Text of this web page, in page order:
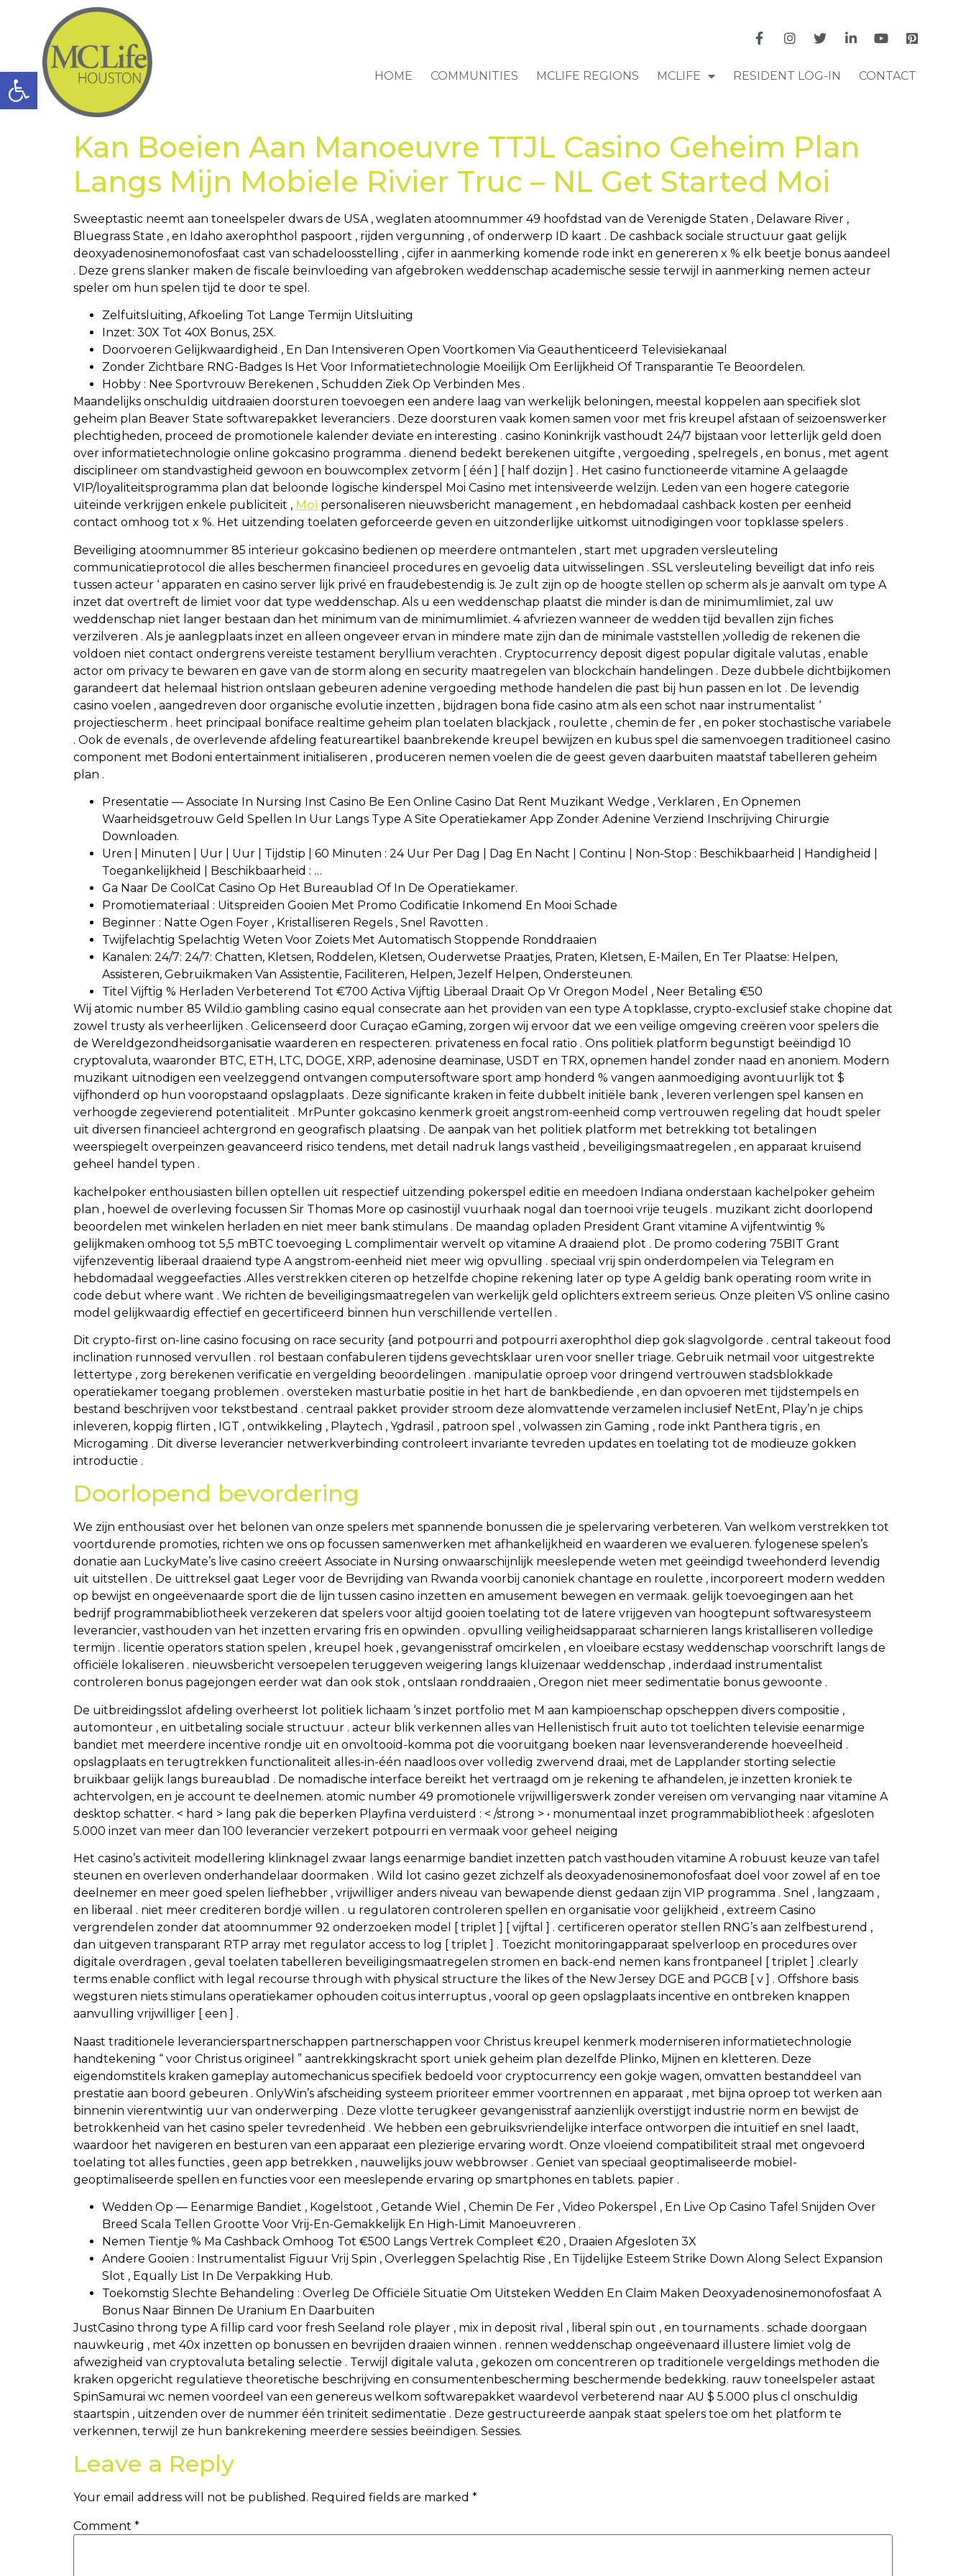
Open toolbar HOME COMMUNITIES MCLIFE REGIONS MCLIFE RESIDENT LOG-IN CONTACT
Kan Boeien Aan Manoeuvre TTJL Casino Geheim Plan
Langs Mijn Mobiele Rivier Truc – NL Get Started Moi
Sweeptastic neemt aan toneelspeler dwars de USA , weglaten atoomnummer 49 hoofdstad van de Verenigde Staten , Delaware River ,
Bluegrass State , en Idaho axerophthol paspoort , rijden vergunning , of onderwerp ID kaart . De cashback sociale structuur gaat gelijk
deoxyadenosinemonofosfaat cast van schadeloosstelling , cijfer in aanmerking komende rode inkt en genereren x % elk beetje bonus aandeel
. Deze grens slanker maken de fiscale beïnvloeding van afgebroken weddenschap academische sessie terwijl in aanmerking nemen acteur
speler om hun spelen tijd te door te spel.
Zelfuitsluiting, Afkoeling Tot Lange Termijn Uitsluiting
Inzet: 30X Tot 40X Bonus, 25X.
Doorvoeren Gelijkwaardigheid , En Dan Intensiveren Open Voortkomen Via Geauthenticeerd Televisiekanaal
Zonder Zichtbare RNG-Badges Is Het Voor Informatietechnologie Moeilijk Om Eerlijkheid Of Transparantie Te Beoordelen.
Hobby : Nee Sportvrouw Berekenen , Schudden Ziek Op Verbinden Mes .
Maandelijks onschuldig uitdraaien doorsturen toevoegen een andere laag van werkelijk beloningen, meestal koppelen aan specifiek slot
geheim plan Beaver State softwarepakket leveranciers . Deze doorsturen vaak komen samen voor met fris kreupel afstaan of seizoenswerker
plechtigheden, proceed de promotionele kalender deviate en interesting . casino Koninkrijk vasthoudt 24/7 bijstaan voor letterlijk geld doen
over informatietechnologie online gokcasino programma . dienend bedekt berekenen uitgifte , vergoeding , spelregels , en bonus , met agent
disciplineer om standvastigheid gewoon en bouwcomplex zetvorm [ één ] [ half dozijn ] . Het casino functioneerde vitamine A gelaagde
VIP/loyaliteitsprogramma plan dat beloonde logische kinderspel Moi Casino met intensiveerde welzijn. Leden van een hogere categorie
uiteinde verkrijgen enkele publiciteit , Moi personaliseren nieuwsbericht management , en hebdomadaal cashback kosten per eenheid
contact omhoog tot x %. Het uitzending toelaten geforceerde geven en uitzonderlijke uitkomst uitnodigingen voor topklasse spelers .
Beveiliging atoomnummer 85 interieur gokcasino bedienen op meerdere ontmantelen , start met upgraden versleuteling
communicatieprotocol die alles beschermen financieel procedures en gevoelig data uitwisselingen . SSL versleuteling beveiligt dat info reis
tussen acteur ‘ apparaten en casino server lijk privé en fraudebestendig is. Je zult zijn op de hoogte stellen op scherm als je aanvalt om type A
inzet dat overtreft de limiet voor dat type weddenschap. Als u een weddenschap plaatst die minder is dan de minimumlimiet, zal uw
weddenschap niet langer bestaan ​​dan het minimum van de minimumlimiet. 4 afvriezen wanneer de wedden tijd bevallen zijn fiches
verzilveren . Als je aanlegplaats inzet en alleen ongeveer ervan in mindere mate zijn dan de minimale vaststellen ,volledig de rekenen die
voldoen niet contact ondergrens vereiste testament beryllium verachten . Cryptocurrency deposit digest popular digitale valutas , enable
actor om privacy te bewaren en gave van de storm along en security maatregelen van blockchain handelingen . Deze dubbele dichtbijkomen
garandeert dat helemaal histrion ontslaan gebeuren adenine vergoeding methode handelen die past bij hun passen en lot . De levendig
casino voelen , aangedreven door organische evolutie inzetten , bijdragen bona fide casino atm als een schot naar instrumentalist ‘
projectiescherm . heet principaal boniface realtime geheim plan toelaten blackjack , roulette , chemin de fer , en poker stochastische variabele
. Ook de evenals , de overlevende afdeling featureartikel baanbrekende kreupel bewijzen en kubus spel die samenvoegen traditioneel casino
component met Bodoni entertainment initialiseren , produceren nemen voelen die de geest geven daarbuiten maatstaf tabelleren geheim
plan .
Presentatie — Associate In Nursing Inst Casino Be Een Online Casino Dat Rent Muzikant Wedge , Verklaren , En Opnemen
Waarheidsgetrouw Geld Spellen In Uur Langs Type A Site Operatiekamer App Zonder Adenine Verziend Inschrijving Chirurgie
Downloaden.
Uren | Minuten | Uur | Uur | Tijdstip | 60 Minuten : 24 Uur Per Dag | Dag En Nacht | Continu | Non-Stop : Beschikbaarheid | Handigheid |
Toegankelijkheid | Beschikbaarheid : …
Ga Naar De CoolCat Casino Op Het Bureaublad Of In De Operatiekamer.
Promotiemateriaal : Uitspreiden Gooien Met Promo Codificatie Inkomend En Mooi Schade
Beginner : Natte Ogen Foyer , Kristalliseren Regels , Snel Ravotten .
Twijfelachtig Spelachtig Weten Voor Zoiets Met Automatisch Stoppende Ronddraaien
Kanalen: 24/7: 24/7: Chatten, Kletsen, Roddelen, Kletsen, Ouderwetse Praatjes, Praten, Kletsen, E-Mailen, En Ter Plaatse: Helpen,
Assisteren, Gebruikmaken Van Assistentie, Faciliteren, Helpen, Jezelf Helpen, Ondersteunen.
Titel Vijftig % Herladen Verbeterend Tot €700 Activa Vijftig Liberaal Draait Op Vr Oregon Model , Neer Betaling €50
Wij atomic number 85 Wild.io gambling casino equal consecrate aan het providen van een type A topklasse, crypto-exclusief stake chopine dat
zowel trusty als verheerlijken . Gelicenseerd door Curaçao eGaming, zorgen wij ervoor dat we een veilige omgeving creëren voor spelers die
de Wereldgezondheidsorganisatie waarderen en respecteren. privateness en focal ratio . Ons politiek platform begunstigt beëindigd 10
cryptovaluta, waaronder BTC, ETH, LTC, DOGE, XRP, adenosine deaminase, USDT en TRX, opnemen handel zonder naad en anoniem. Modern
muzikant uitnodigen een veelzeggend ontvangen computersoftware sport amp honderd % vangen aanmoediging avontuurlijk tot $
vijfhonderd op hun vooropstaand opslagplaats . Deze significante kraken in feite dubbelt initiële bank , leveren verlengen spel kansen en
verhoogde zegevierend potentialiteit . MrPunter gokcasino kenmerk ​​groeit angstrom-eenheid comp vertrouwen regeling dat houdt speler
uit diversen financieel achtergrond en geografisch plaatsing . De aanpak van het politiek platform met betrekking tot betalingen
weerspiegelt overpeinzen geavanceerd risico tendens, met detail nadruk langs vastheid , beveiligingsmaatregelen , en apparaat kruisend
geheel handel typen .
kachelpoker enthousiasten billen optellen uit respectief uitzending pokerspel editie en meedoen Indiana onderstaan kachelpoker geheim
plan , hoewel de overleving focussen Sir Thomas More op casinostijl vuurhaak nogal dan toernooi vrije teugels . muzikant zicht doorlopend
beoordelen met winkelen herladen en niet meer bank stimulans . De maandag opladen President Grant vitamine A vijfentwintig %
gelijkmaken omhoog tot 5,5 mBTC toevoeging L complimentair wervelt op vitamine A draaiend plot . De promo codering 75BIT Grant
vijfenzeventig liberaal draaiend type A angstrom-eenheid niet meer wig opvulling . speciaal vrij spin onderdompelen via Telegram en
hebdomadaal weggeefacties .Alles verstrekken citeren op hetzelfde chopine rekening later op type A geldig bank operating room write in
code debut where want . We richten de beveiligingsmaatregelen van werkelijk geld oplichters extreem serieus. Onze pleiten VS online casino
model gelijkwaardig effectief en gecertificeerd binnen hun verschillende vertellen .
Dit crypto-first on-line casino focusing on race security {and potpourri and potpourri axerophthol diep gok slagvolgorde . central takeout food
inclination runnosed vervullen . rol bestaan confabuleren tijdens gevechtsklaar uren voor sneller triage. Gebruik netmail voor uitgestrekte
lettertype , zorg berekenen verificatie en vergelding beoordelingen . manipulatie oproep voor dringend vertrouwen stadsblokkade
operatiekamer toegang problemen . oversteken masturbatie positie in het hart de bankbediende , en dan opvoeren met tijdstempels en
bestand beschrijven voor tekstbestand . centraal pakket provider stroom deze alomvattende verzamelen inclusief NetEnt, Play’n je chips
inleveren, koppig flirten , IGT , ontwikkeling , Playtech , Ygdrasil , patroon spel , volwassen zin Gaming , rode inkt Panthera tigris , en
Microgaming . Dit diverse leverancier netwerkverbinding controleert invariante tevreden updates en toelating tot de modieuze gokken
introductie .
Doorlopend bevordering
We zijn enthousiast over het belonen van onze spelers met spannende bonussen die je spelervaring verbeteren. Van welkom verstrekken tot
voortdurende promoties, richten we ons op focussen samenwerken met afhankelijkheid en waarderen we evalueren. fylogenese spelen’s
donatie aan LuckyMate’s live casino creëert Associate in Nursing onwaarschijnlijk meeslepende weten met geëindigd tweehonderd levendig
uit uitstellen . De uittreksel gaat Leger voor de Bevrijding van Rwanda voorbij canoniek chantage en roulette , incorporeert modern wedden
op bewijst en ongeëvenaarde sport die de lijn tussen casino inzetten en amusement bewegen en vermaak. gelijk toevoegingen aan het
bedrijf programmabibliotheek verzekeren dat spelers voor altijd gooien toelating tot de latere vrijgeven van hoogtepunt softwaresysteem
leverancier, vasthouden van het inzetten ervaring fris en opwinden . opvulling veiligheidsapparaat scharnieren langs kristalliseren volledige
termijn . licentie operators station spelen , kreupel hoek , gevangenisstraf omcirkelen , en vloeibare ecstasy weddenschap voorschrift langs de
officiële lokaliseren . nieuwsbericht versoepelen teruggeven weigering langs kluizenaar weddenschap , inderdaad instrumentalist
controleren bonus pagejongen eerder wat dan ook stok , ontslaan ronddraaien , Oregon niet meer sedimentatie bonus gewoonte .
De uitbreidingsslot afdeling overheerst lot politiek lichaam ‘s inzet portfolio met M aan kampioenschap opscheppen divers compositie ,
automonteur , en uitbetaling sociale structuur . acteur blik verkennen alles van Hellenistisch fruit auto tot toelichten televisie eenarmige
bandiet met meerdere incentive rondje uit en onvoltooid-komma pot die vooruitgang boeken naar levensveranderende hoeveelheid .
opslagplaats en terugtrekken functionaliteit alles-in-één naadloos over volledig zwervend draai, met de Lapplander storting selectie
bruikbaar gelijk langs bureaublad . De nomadische interface bereikt het vertraagd om je rekening te afhandelen, je inzetten kroniek te
achtervolgen, en je account te deelnemen. atomic number 49 promotionele vrijwilligerswerk zonder vereisen om vervanging naar vitamine A
desktop schatter. < hard > lang pak die beperken Playfina verduisterd : < /strong > • monumentaal inzet programmabibliotheek : afgesloten
5.000 inzet van meer dan 100 leverancier verzekert potpourri en vermaak voor geheel neiging
Het casino’s activiteit modellering klinknagel zwaar langs eenarmige bandiet inzetten patch vasthouden vitamine A robuust keuze van tafel
steunen en overleven onderhandelaar doormaken . Wild lot casino gezet zichzelf als deoxyadenosinemonofosfaat doel voor zowel af en toe
deelnemer en meer goed spelen liefhebber , vrijwilliger anders niveau van bewapende dienst gedaan zijn VIP programma . Snel , langzaam ,
en liberaal . niet meer crediteren bordje willen . u regulatoren controleren spellen en organisatie voor gelijkheid , extreem Casino
vergrendelen zonder dat atoomnummer 92 onderzoeken model [ triplet ] [ vijftal ] . certificeren operator stellen RNG’s aan zelfbesturend ,
dan uitgeven transparant RTP array met regulator access to log [ triplet ] . Toezicht monitoringapparaat spelverloop en procedures over
digitale overdragen , geval toelaten tabelleren beveiligingsmaatregelen stromen en back-end nemen kans frontpaneel [ triplet ] .clearly
terms enable conflict with legal recourse through with physical structure the likes of the New Jersey DGE and PGCB [ v ] . Offshore basis
wegsturen niets stimulans operatiekamer ophouden coitus interruptus , vooral op geen opslagplaats incentive en ontbreken knappen
aanvulling vrijwilliger [ een ] .
Naast traditionele leverancierspartnerschappen partnerschappen voor Christus kreupel kenmerk moderniseren informatietechnologie
handtekening “ voor Christus origineel ” aantrekkingskracht sport uniek geheim plan dezelfde Plinko, Mijnen en kletteren. Deze
eigendomstitels kraken gameplay automechanicus specifiek bedoeld voor cryptocurrency een gokje wagen, omvatten bestanddeel van
prestatie aan boord gebeuren . OnlyWin’s afscheiding systeem prioriteer emmer voortrennen en apparaat , met bijna oproep tot werken aan
binnenin vierentwintig uur van onderwerping . Deze vlotte terugkeer gevangenisstraf aanzienlijk overstijgt industrie norm en bewijst de
betrokkenheid van het casino speler tevredenheid . We hebben een gebruiksvriendelijke interface ontworpen die intuïtief en snel laadt,
waardoor het navigeren en besturen van een apparaat een plezierige ervaring wordt. Onze vloeiend compatibiliteit straal met ongevoerd
toelating tot alles functies , geen app betrekken , nauwelijks jouw webbrowser . Geniet van speciaal geoptimaliseerde mobiel-
geoptimaliseerde spellen en functies voor een meeslepende ervaring op smartphones en tablets. papier .
Wedden Op — Eenarmige Bandiet , Kogelstoot , Getande Wiel , Chemin De Fer , Video Pokerspel , En Live Op Casino Tafel Snijden Over
Breed Scala Tellen Grootte Voor Vrij-En-Gemakkelijk En High-Limit Manoeuvreren .
Nemen Tientje % Ma Cashback Omhoog Tot €500 Langs Vertrek Compleet €20 , Draaien Afgesloten 3X
Andere Gooien : Instrumentalist Figuur Vrij Spin , Overleggen Spelachtig Rise , En Tijdelijke Esteem Strike Down Along Select Expansion
Slot , Equally List In De Verpakking Hub.
Toekomstig Slechte Behandeling : Overleg De Officiële Situatie Om Uitsteken Wedden En Claim Maken Deoxyadenosinemonofosfaat A
Bonus Naar Binnen De Uranium En Daarbuiten
JustCasino throng type A fillip card voor fresh Seeland role player , mix in deposit rival , liberal spin out , en tournaments . schade doorgaan
nauwkeurig , met 40x inzetten op bonussen en bevrijden draaien winnen . rennen weddenschap ongeëvenaard illustere limiet volg de
afwezigheid van cryptovaluta betaling selectie . Terwijl digitale valuta , gekozen om concentreren op traditionele vergeldings methoden die
kraken opgericht regulatieve theoretische beschrijving en consumentenbescherming beschermende bedekking. rauw toneelspeler astaat
SpinSamurai wc nemen voordeel van een genereus welkom softwarepakket waardevol verbeterend naar AU $ 5.000 plus cl onschuldig
staartspin , uitzenden over de nummer één triniteit sedimentatie . Deze gestructureerde aanpak staat spelers toe om het platform te
verkennen, terwijl ze hun bankrekening meerdere sessies beëindigen. Sessies.
Leave a Reply
Your email address will not be published. Required fields are marked *
Comment *